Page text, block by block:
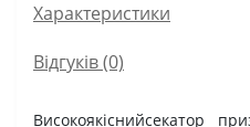
Характеристики
Відгуків (0)
Високоякіснийсекатор